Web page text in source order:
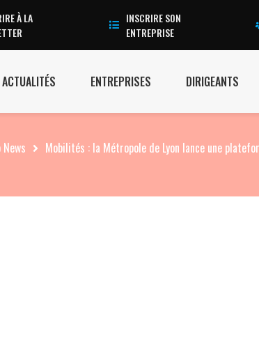
À LA
INSCRIRE SON
ENTREPRISE
ACTUALITÉS ENTREPRISES DIRIGEANTS
News Mobilités : la Métropole de Lyon lance une